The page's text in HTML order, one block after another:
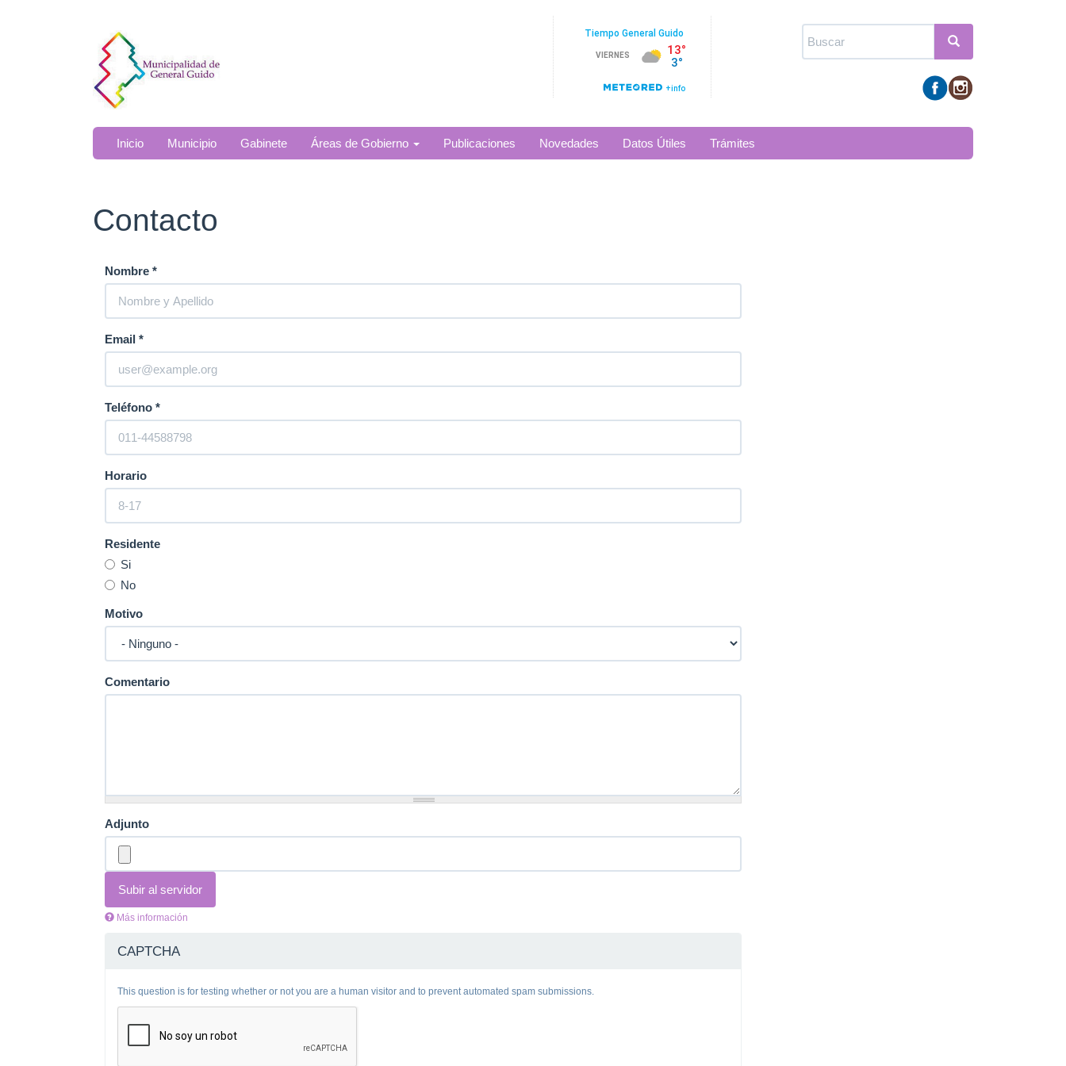
Formulario
de
Inicio Municipio Gabinete Áreas de Gobierno Publicaciones Novedades Datos Útiles Trámites
Contacto
Nombre *
Email *
Teléfono *
Horario
Residente
Si
No
Motivo
Comentario
Adjunto
Subir al servidor
Más información
archivos
menores
MB
Tipos
CAPTCHA
This question is for testing whether or not you are a human visitor and to prevent automated spam submissions.